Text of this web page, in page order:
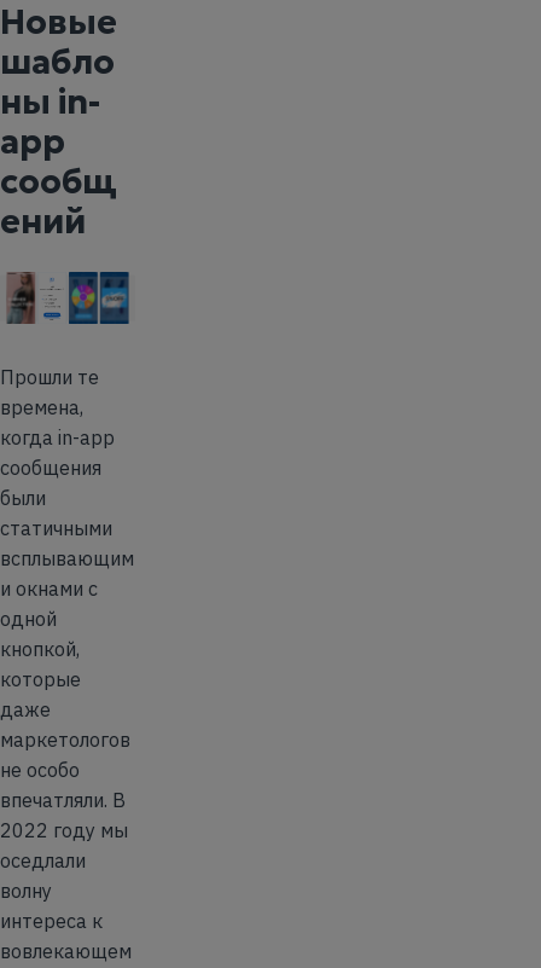
Новые
шабло
ны in-
app
сообщ
ений
Прошли те
времена,
когда in-app
сообщения
были
статичными
всплывающим
и окнами с
одной
кнопкой,
которые
даже
маркетологов
не особо
впечатляли. В
2022 году мы
оседлали
волну
интереса к
вовлекающем